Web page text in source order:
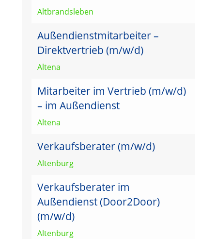
Altbrandsleben
Außendienstmitarbeiter –
Direktvertrieb (m/w/d)
Altena
Mitarbeiter im Vertrieb (m/w/d)
– im Außendienst
Altena
Verkaufsberater (m/w/d)
Altenburg
Verkaufsberater im
Außendienst (Door2Door)
(m/w/d)
Altenburg